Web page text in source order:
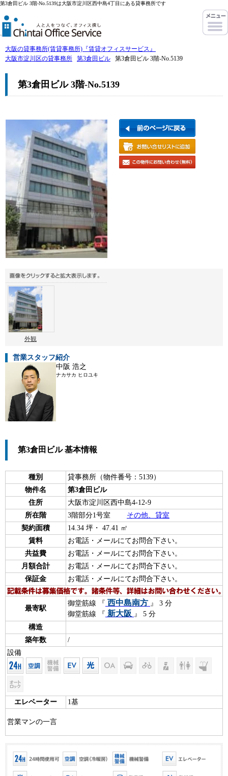
第3倉田ビル 3階-No.5139は大阪市淀川区西中島4丁目にある貸事務所です
大阪の貸事務所(賃貸事務所)『賃貸オフィスサービス』
大阪市淀川区の貸事務所
第3倉田ビル 第3倉田ビル 3階-No.5139
第3倉田ビル 3階-No.5139
外観
営業スタッフ紹介
中阪 浩之
ナカサカ ヒロユキ
第3倉田ビル 基本情報
種別
貸事務所（物件番号：5139）
物件名
第3倉田ビル
住所
大阪市淀川区西中島4-12-9
所在階
3階部分1号室 その他、貸室
契約面積
14.34 坪・ 47.41 ㎡
賃料
お電話・メールにてお問合下さい。
共益費
お電話・メールにてお問合下さい。
月額合計
お電話・メールにてお問合下さい。
保証金
お電話・メールにてお問合下さい。
最寄駅
御堂筋線 『 西中島南方 』 3 分
御堂筋線 『 新大阪 』 5 分
構造
築年数
/
設備
エレベーター 1基
営業マンの一言